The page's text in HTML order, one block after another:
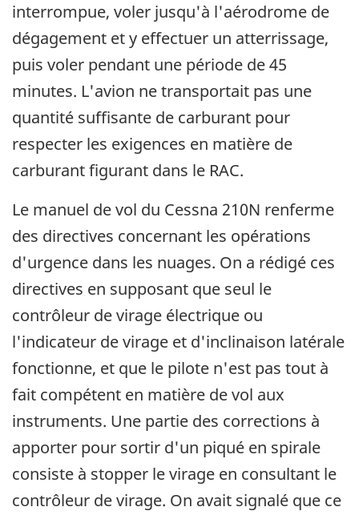
interrompue, voler jusqu'à l'aérodrome de
dégagement et y effectuer un atterrissage,
puis voler pendant une période de 45
minutes. L'avion ne transportait pas une
quantité suffisante de carburant pour
respecter les exigences en matière de
carburant figurant dans le RAC.
Le manuel de vol du Cessna 210N renferme
des directives concernant les opérations
d'urgence dans les nuages. On a rédigé ces
directives en supposant que seul le
contrôleur de virage électrique ou
l'indicateur de virage et d'inclinaison latérale
fonctionne, et que le pilote n'est pas tout à
fait compétent en matière de vol aux
instruments. Une partie des corrections à
apporter pour sortir d'un piqué en spirale
consiste à stopper le virage en consultant le
contrôleur de virage. On avait signalé que ce